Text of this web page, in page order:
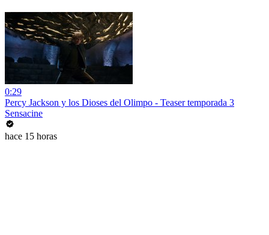
0:29
Percy Jackson y los Dioses del Olimpo - Teaser temporada 3
Sensacine
hace 15 horas